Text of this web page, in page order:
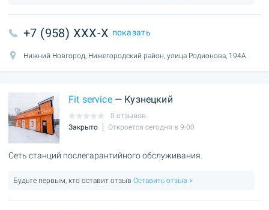
+7 (958) XXX-X показать
Нижний Новгород, Нижегородский район, улица Родионова, 194А
Fit service— Кузнецкий
0 отзывов
Закрыто
Откроется сегодня в 9:00
Сеть станций послегарантийного обслуживания.
Будьте первым, кто оставит отзыв Оставить отзыв >